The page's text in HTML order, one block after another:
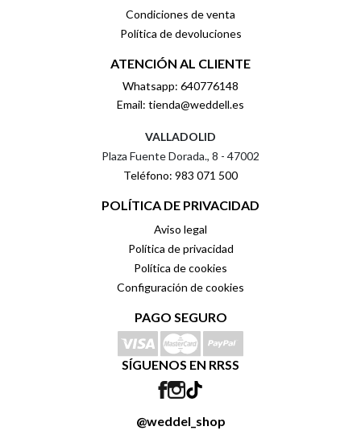
Condiciones de venta
Política de devoluciones
ATENCIÓN AL CLIENTE
Whatsapp: 640776148
Email: tienda@weddell.es
VALLADOLID
Plaza Fuente Dorada., 8 - 47002
Teléfono: 983 071 500
POLÍTICA DE PRIVACIDAD
Aviso legal
Política de privacidad
Política de cookies
Configuración de cookies
PAGO SEGURO
SÍGUENOS EN RRSS
@weddel_shop